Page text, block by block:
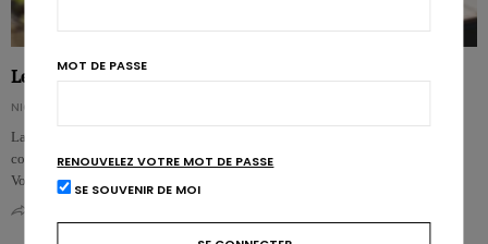
Les repas en famille, un marqueur de l’équilibre alimentaire
NICOLAS GUGGENBÜHL
La fréquence de prise des repas en famille est positivement associée à la
consommation de fruits et légumes et à un meilleur fonctionnement familial.
Voilà …
MOT DE PASSE
RENOUVELEZ VOTRE MOT DE PASSE
SE SOUVENIR DE MOI